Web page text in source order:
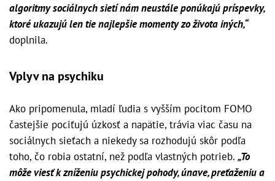
algoritmy sociálnych sietí nám neustále ponúkajú príspevky,
ktoré ukazujú len tie najlepšie momenty zo života iných,“
doplnila.
Vplyv na psychiku
Ako pripomenula, mladí ľudia s vyšším pocitom FOMO
častejšie pociťujú úzkosť a napätie, trávia viac času na
sociálnych sieťach a niekedy sa rozhodujú skôr podľa
toho, čo robia ostatní, než podľa vlastných potrieb. „To
môže viesť k zníženiu psychickej pohody, únave, preťaženiu a